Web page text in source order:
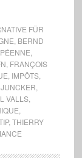
FÜR
BERND
FRANÇOIS
IMPÔTS,
VALLS,
, THIERRY